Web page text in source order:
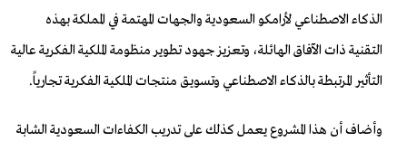
الذكاء الاصطناعي لأرامكو السعودية والجهات المهتمة في المملكة بهذه
التقنية ذات الآفاق الهائلة، وتعزيز جهود تطوير منظومة الملكية الفكرية عالية
التأثير المرتبطة بالذكاء الاصطناعي وتسويق منتجات الملكية الفكرية تجارياً.
وأضاف أن هذا المشروع يعمل كذلك على تدريب الكفاءات السعودية الشابة